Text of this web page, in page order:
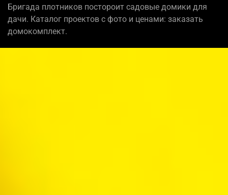
Бригада плотников постороит садовые домики для
дачи. Каталог проектов с фото и ценами: заказать
домокомплект.